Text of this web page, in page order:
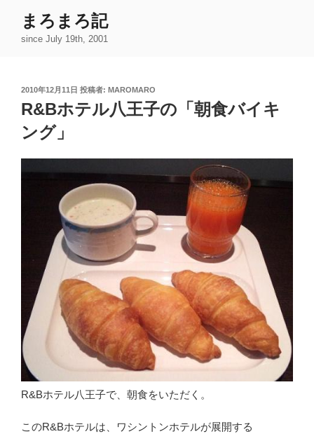
まろまろ記
since July 19th, 2001
投
稿
日:
2010年12月11日 投稿者: MAROMARO
R&Bホテル八王子の「朝食バイキ
ング」
R&Bホテル八王子で、朝食をいただく。
このR&Bホテルは、ワシントンホテルが展開する